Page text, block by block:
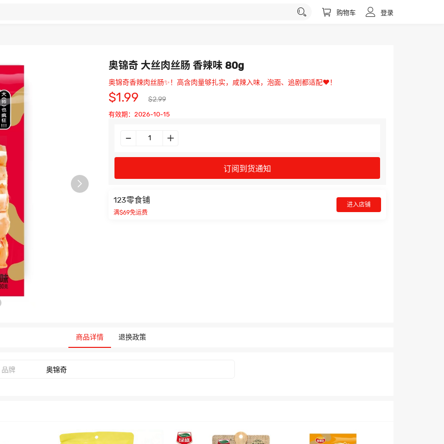
购物车 登录

奥锦奇 大丝肉丝肠 香辣味 80g
奥锦奇香辣肉丝肠✨！高含肉量够扎实，咸辣入味，泡面、追剧都适配❤️！
$1.99 $2.99
有效期：2026-10-15
订阅到货通知
123零食铺
满$69免运费
进入店铺
商品详情 退换政策
品牌 奥锦奇